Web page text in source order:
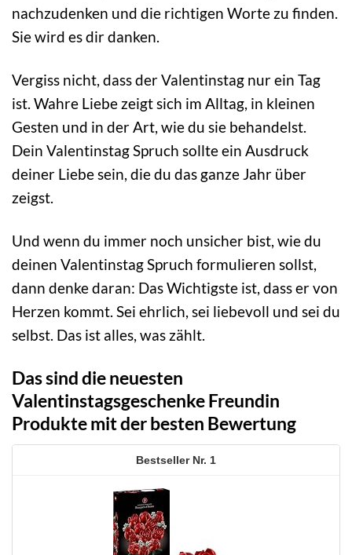
nachzudenken und die richtigen Worte zu finden.
Sie wird es dir danken.
Vergiss nicht, dass der Valentinstag nur ein Tag
ist. Wahre Liebe zeigt sich im Alltag, in kleinen
Gesten und in der Art, wie du sie behandelst.
Dein Valentinstag Spruch sollte ein Ausdruck
deiner Liebe sein, die du das ganze Jahr über
zeigst.
Und wenn du immer noch unsicher bist, wie du
deinen Valentinstag Spruch formulieren sollst,
dann denke daran: Das Wichtigste ist, dass er von
Herzen kommt. Sei ehrlich, sei liebevoll und sei du
selbst. Das ist alles, was zählt.
Das sind die neuesten
Valentinstagsgeschenke Freundin
Produkte mit der besten Bewertung
1